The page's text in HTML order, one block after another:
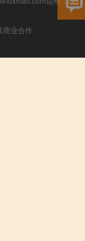
商业合作